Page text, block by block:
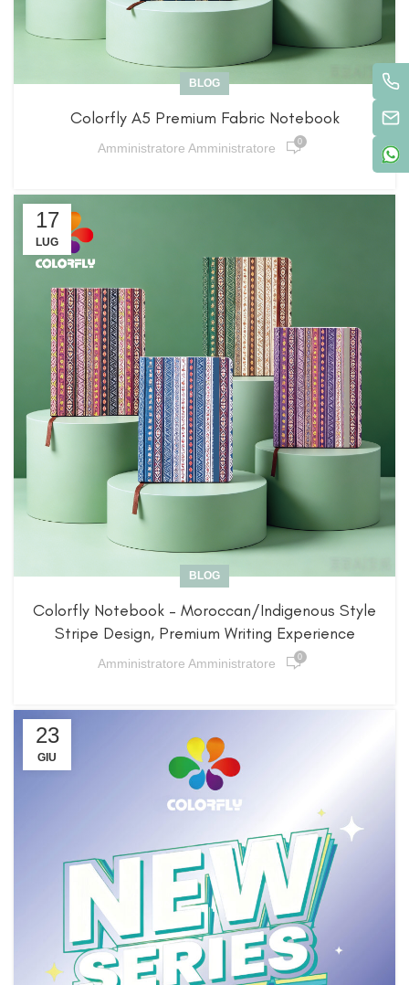
BLOG
Colorfly A5 Premium Fabric Notebook
Amministratore Amministratore 0
17
LUG
BLOG
Colorfly Notebook – Moroccan/Indigenous Style
Stripe Design, Premium Writing Experience
Amministratore Amministratore 0
23
GIU